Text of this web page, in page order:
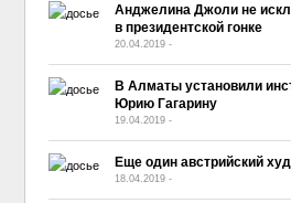
Анджелина Джоли не
в президентской гонке
20.04.2019 -
В Алматы установили
Юрию Гагарину
19.04.2019 -
Еще один австрийский
18.04.2019 -